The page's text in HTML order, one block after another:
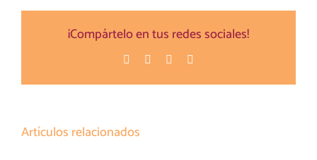
¡Compártelo en tus redes sociales!
Facebook
TwitterPinterest
Artículos relacionados